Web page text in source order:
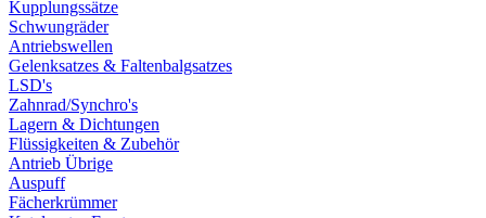
Kupplungssätze
Schwungräder
Antriebswellen
Gelenksatzes & Faltenbalgsatzes
LSD's
Zahnrad/Synchro's
Lagern & Dichtungen
Flüssigkeiten & Zubehör
Antrieb Übrige
Auspuff
Fächerkrümmer